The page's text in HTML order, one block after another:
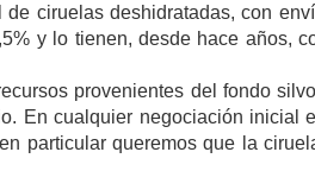
ciruelas deshidratadas, con
y lo tienen, desde hace años,
provenientes del fondo
En cualquier negociación inicial
particular queremos que la